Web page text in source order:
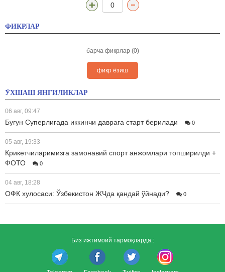
0
ФИКРЛАР
барча фикрлар (0)
фикр ёзиш
ЎХШАШ ЯНГИЛИКЛАР
06 авг, 09:47
Бугун Суперлигада иккинчи даврага старт берилади 0
05 авг, 19:33
Крикетчиларимизга замонавий спорт анжомлари топширилди +
ФОТО
0
04 авг, 18:28
ОФК хулосаси: Ўзбекистон ЖЧда қандай ўйнади? 0
Биз ижтимоий тармоқларда::